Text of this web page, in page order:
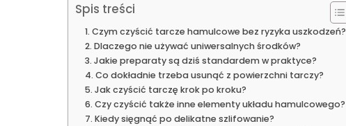
Spis treści
Czym czyścić tarcze hamulcowe bez ryzyka uszkodzeń?
Dlaczego nie używać uniwersalnych środków?
Jakie preparaty są dziś standardem w praktyce?
Co dokładnie trzeba usunąć z powierzchni tarczy?
Jak czyścić tarczę krok po kroku?
Czy czyścić także inne elementy układu hamulcowego?
Kiedy sięgnąć po delikatne szlifowanie?